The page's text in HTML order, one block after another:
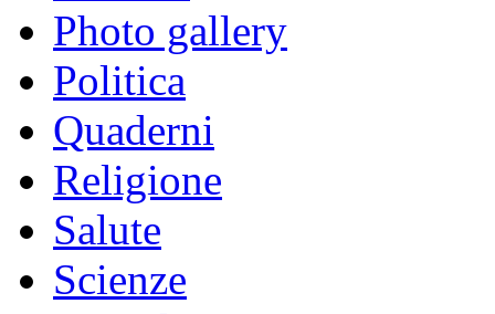
Photo gallery
Politica
Quaderni
Religione
Salute
Scienze